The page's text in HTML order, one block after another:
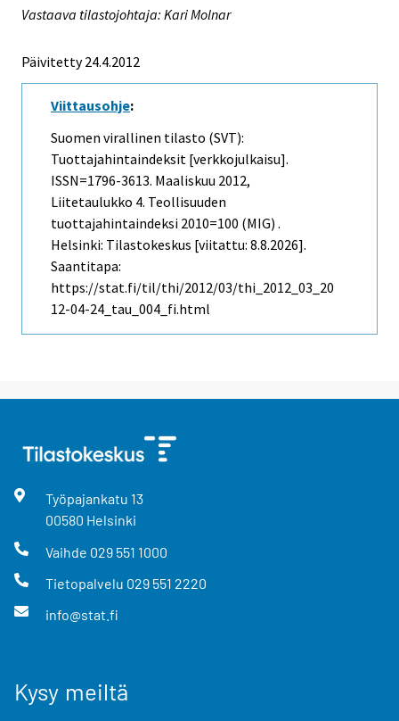
Vastaava tilastojohtaja: Kari Molnar
Päivitetty 24.4.2012
Viittausohje:
Suomen virallinen tilasto (SVT):
Tuottajahintaindeksit [verkkojulkaisu].
ISSN=1796-3613. Maaliskuu 2012,
Liitetaulukko 4. Teollisuuden
tuottajahintaindeksi 2010=100 (MIG) .
Helsinki: Tilastokeskus [viitattu: 8.8.2026].
Saantitapa:
https://stat.fi/til/thi/2012/03/thi_2012_03_20
12-04-24_tau_004_fi.html
Työpajankatu 13
00580 Helsinki
Vaihde 029 551 1000
Tietopalvelu 029 551 2220
info@stat.fi
Kysy meiltä